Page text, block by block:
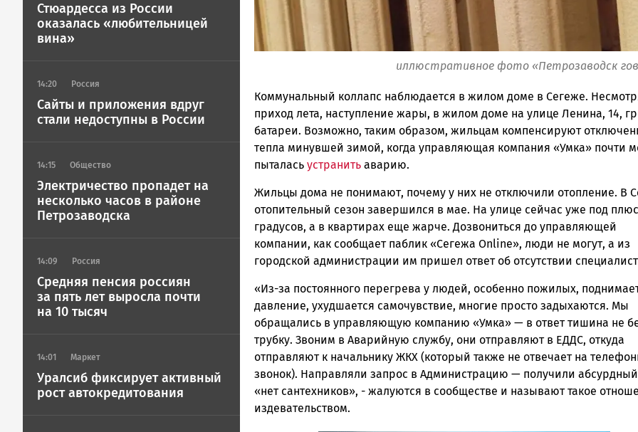
Стюардесса из России
оказалась «любительницей
вина»
14:20 Россия
Сайты и приложения вдруг
стали недоступны в России
14:15 Общество
Электричество пропадет на
несколько часов в районе
Петрозаводска
14:09 Россия
Средняя пенсия россиян
за пять лет выросла почти
на 10 тысяч
14:01 Маркет
Уралсиб фиксирует активный
рост автокредитования
иллюстративное фото «Петрозаводск
Коммунальный коллапс наблюдается в жилом доме в Сегеже.
приход лета, наступление жары, в жилом доме на улице Ленина, 14,
батареи. Возможно, таким образом, жильцам компенсируют
тепла минувшей зимой, когда управляющая компания «Умка» почти
пыталась устранить аварию.
Жильцы дома не понимают, почему у них не отключили отопление. В
отопительный сезон завершился в мае. На улице сейчас уже под
градусов, а в квартирах еще жарче. Дозвониться до управляющей
компании, как сообщает паблик «Сегежа Online», люди не могут, а из
городской администрации им пришел ответ об отсутствии
«Из-за постоянного перегрева у людей, особенно пожилых,
давление, ухудшается самочувствие, многие просто задыхаются. Мы
обращались в управляющую компанию «Умка» — в ответ тишина не
трубку. Звоним в Аварийную службу, они отправляют в ЕДДС, откуда
отправляют к начальнику ЖКХ (который также не отвечает на
звонок). Направляли запрос в Администрацию — получили абсурдный
«нет сантехников», - жалуются в сообществе и называют такое
издевательством.